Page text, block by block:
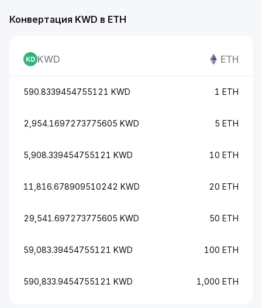
Конвертация KWD в ETH
KWD ETH
590.8339454755121 KWD 1 ETH
2,954.1697273775605 KWD 5 ETH
5,908.339454755121 KWD 10 ETH
11,816.678909510242 KWD 20 ETH
29,541.697273775605 KWD 50 ETH
59,083.39454755121 KWD 100 ETH
590,833.9454755121 KWD 1,000 ETH